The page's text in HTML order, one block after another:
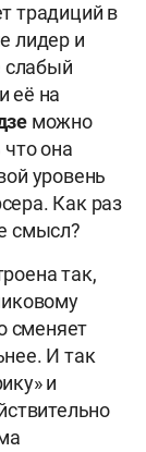
традиций в
лидер и
слабый
её на
можно
что она
уровень
Как раз
смысл?
так,
сменяет
И так
и